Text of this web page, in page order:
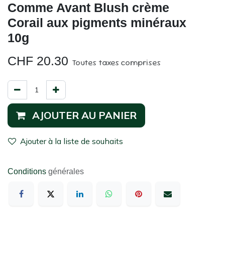
Comme Avant Blush crème
Corail aux pigments minéraux
10g
CHF 20.30 Toutes taxes comprises
AJOUTER AU PANIER
Ajouter à la liste de souhaits
Conditions générales